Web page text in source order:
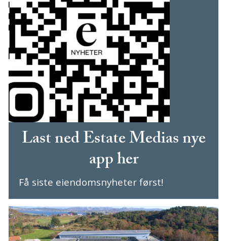
Last ned Estate Medias nye
app her
Få siste eiendomsnyheter først!